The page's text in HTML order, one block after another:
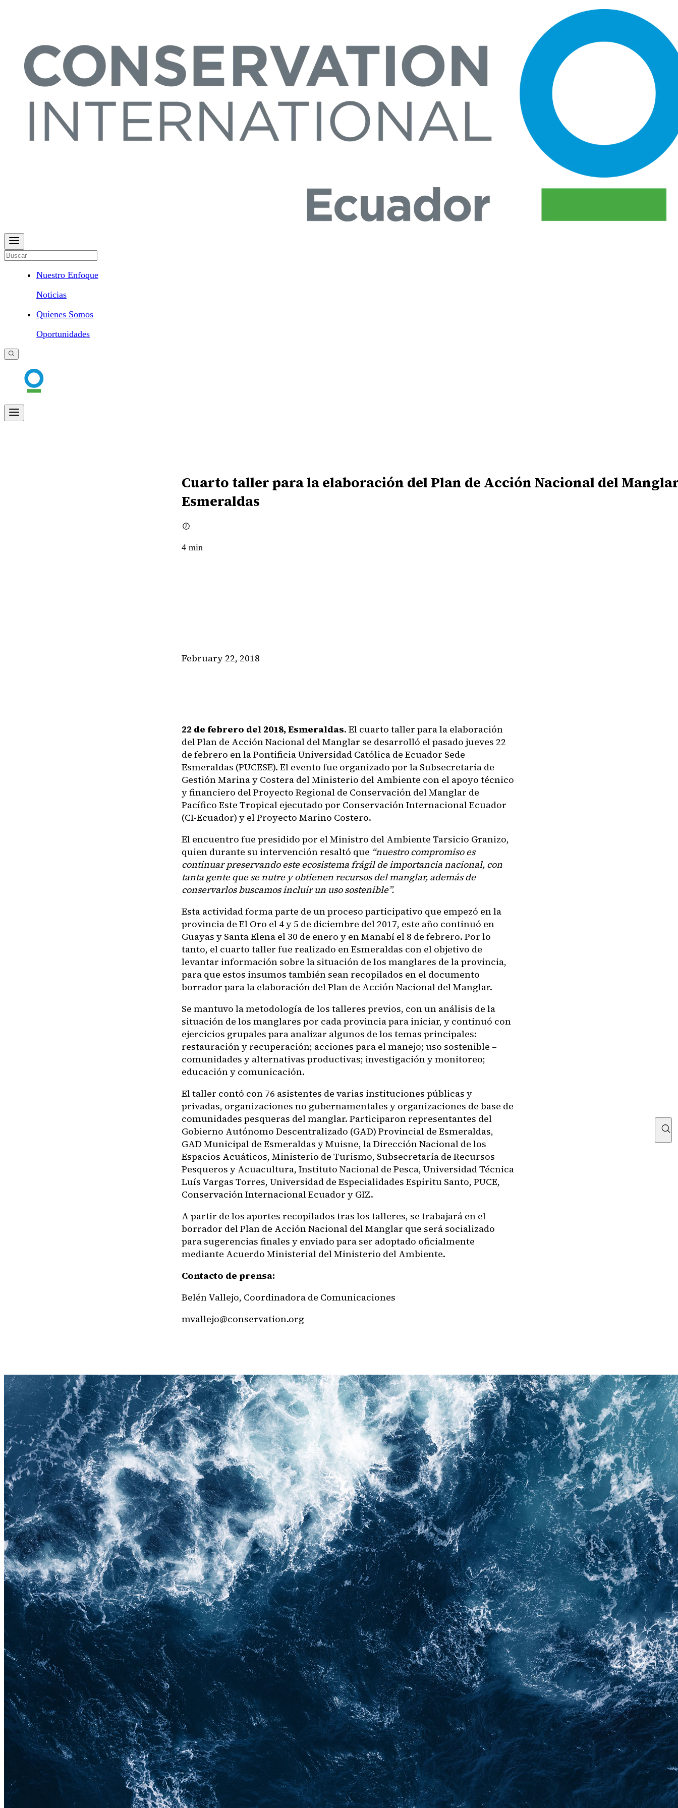
Nuestro Enfoque
Noticias
Quienes Somos
Oportunidades
Cuarto taller para la elaboración del Plan de Acción Nacional del
Esmeraldas
4 min
February 22, 2018
22 de febrero del 2018, Esmeraldas. El cuarto taller para la elaboración
del Plan de Acción Nacional del Manglar se desarrolló el pasado jueves 22
de febrero en la Pontificia Universidad Católica de Ecuador Sede
Esmeraldas (PUCESE). El evento fue organizado por la Subsecretaría de
Gestión Marina y Costera del Ministerio del Ambiente con el apoyo técnico
y financiero del Proyecto Regional de Conservación del Manglar de
Pacífico Este Tropical ejecutado por Conservación Internacional Ecuador
(CI-Ecuador) y el Proyecto Marino Costero.
El encuentro fue presidido por el Ministro del Ambiente Tarsicio Granizo,
quien durante su intervención resaltó que “nuestro compromiso es
continuar preservando este ecosistema frágil de importancia nacional, con
tanta gente que se nutre y obtienen recursos del manglar, además de
conservarlos buscamos incluir un uso sostenible”.
Esta actividad forma parte de un proceso participativo que empezó en la
provincia de El Oro el 4 y 5 de diciembre del 2017, este año continuó en
Guayas y Santa Elena el 30 de enero y en Manabí el 8 de febrero. Por lo
tanto, el cuarto taller fue realizado en Esmeraldas con el objetivo de
levantar información sobre la situación de los manglares de la provincia,
para que estos insumos también sean recopilados en el documento
borrador para la elaboración del Plan de Acción Nacional del Manglar.
Se mantuvo la metodología de los talleres previos, con un análisis de la
situación de los manglares por cada provincia para iniciar, y continuó con
ejercicios grupales para analizar algunos de los temas principales:
restauración y recuperación; acciones para el manejo; uso sostenible –
comunidades y alternativas productivas; investigación y monitoreo;
educación y comunicación.
El taller contó con 76 asistentes de varias instituciones públicas y
privadas, organizaciones no gubernamentales y organizaciones de base de
comunidades pesqueras del manglar. Participaron representantes del
Gobierno Autónomo Descentralizado (GAD) Provincial de Esmeraldas,
GAD Municipal de Esmeraldas y Muisne, la Dirección Nacional de los
Espacios Acuáticos, Ministerio de Turismo, Subsecretaría de Recursos
Pesqueros y Acuacultura, Instituto Nacional de Pesca, Universidad Técnica
Luís Vargas Torres, Universidad de Especialidades Espíritu Santo, PUCE,
Conservación Internacional Ecuador y GIZ.
A partir de los aportes recopilados tras los talleres, se trabajará en el
borrador del Plan de Acción Nacional del Manglar que será socializado
para sugerencias finales y enviado para ser adoptado oficialmente
mediante Acuerdo Ministerial del Ministerio del Ambiente.
Contacto de prensa:
Belén Vallejo, Coordinadora de Comunicaciones
mvallejo@conservation.org